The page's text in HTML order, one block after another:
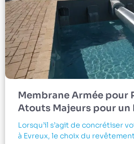
Membrane Armée pour
Atouts Majeurs pour un
Lorsqu’il s’agit de concrétiser
à Evreux, le choix du revêtement